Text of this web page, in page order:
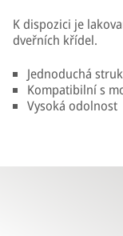
K dispozici je
dveřních křídel.
Jednoduchá
Kompatibilní s
Vysoká odolnost